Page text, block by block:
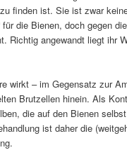
finden ist. Sie ist zwar
für die Bienen, doch gegen
Richtig angewandt liegt ihr
wirkt – im Gegensatz zur
Brutzellen hinein. Als
die auf den Bienen
ist daher die